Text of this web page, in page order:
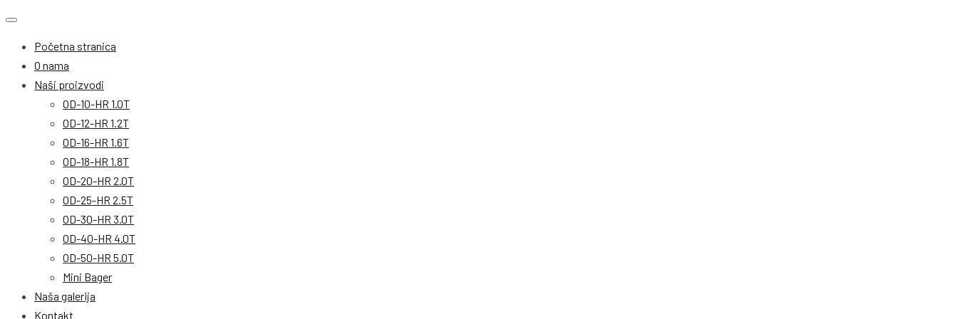
Početna stranica
O nama
Naši proizvodi
OD-10-HR 1.0T
OD-12-HR 1.2T
OD-16-HR 1.6T
OD-18-HR 1.8T
OD-20-HR 2.0T
OD-25-HR 2.5T
OD-30-HR 3.0T
OD-40-HR 4.0T
OD-50-HR 5.0T
Mini Bager
Naša galerija
Kontakt